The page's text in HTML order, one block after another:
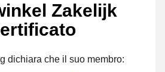
Zakelijk
dichiara che il suo membro: